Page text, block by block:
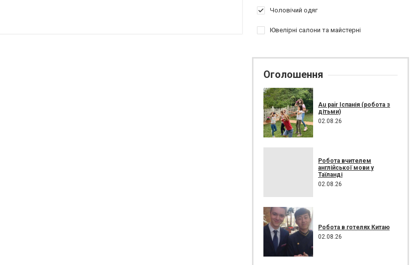
Чоловічий одяг
Ювелірні салони та майстерні
Оголошення
Au pair Іспанія (робота з
дітьми)
02.08.26
Робота вчителем
англійської мови у
Таїланді
02.08.26
Робота в готелях Китаю
02.08.26